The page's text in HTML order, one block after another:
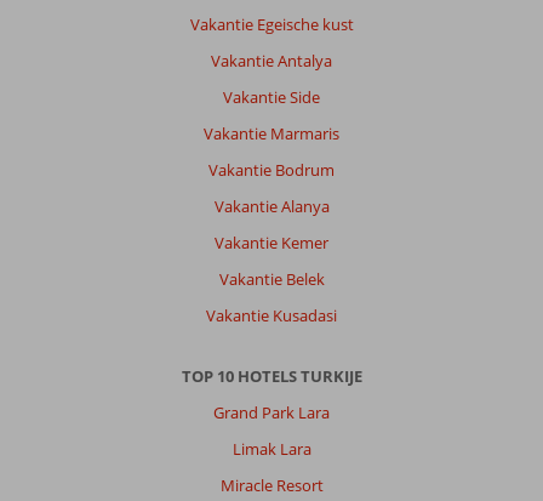
Vakantie Egeische kust
Vakantie Antalya
Vakantie Side
Vakantie Marmaris
Vakantie Bodrum
Vakantie Alanya
Vakantie Kemer
Vakantie Belek
Vakantie Kusadasi
TOP 10 HOTELS TURKIJE
Grand Park Lara
Limak Lara
Miracle Resort